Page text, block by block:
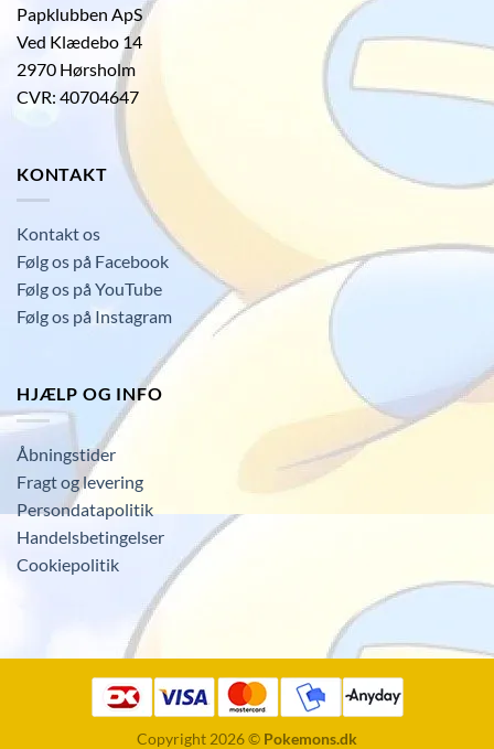
Papklubben ApS
Ved Klædebo 14
2970 Hørsholm
CVR: 40704647
KONTAKT
Kontakt os
Følg os på Facebook
Følg os på YouTube
Følg os på Instagram
HJÆLP OG INFO
Åbningstider
Fragt og levering
Persondatapolitik
Handelsbetingelser
Cookiepolitik
Copyright 2026 © Pokemons.dk